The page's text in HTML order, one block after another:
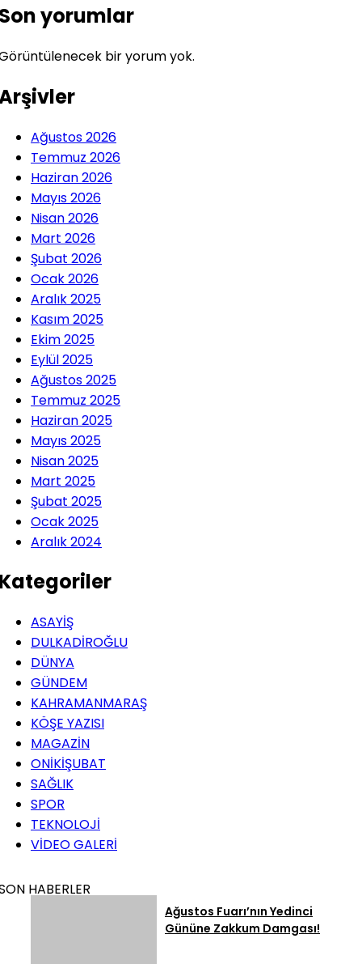
yorumlar
bir yorum yok.
Ağustos 2026
Temmuz 2026
Haziran 2026
Mayıs 2026
Nisan 2026
Mart 2026
Şubat 2026
Ocak 2026
Aralık 2025
Kasım 2025
Ekim 2025
Eylül 2025
Ağustos 2025
Temmuz 2025
Haziran 2025
Mayıs 2025
Nisan 2025
Mart 2025
Şubat 2025
Ocak 2025
Aralık 2024
ASAYİŞ
DULKADİROĞLU
DÜNYA
GÜNDEM
KAHRAMANMARAŞ
KÖŞE YAZISI
MAGAZİN
ONİKİŞUBAT
SAĞLIK
SPOR
TEKNOLOJİ
VİDEO GALERİ
HABERLER
Ağustos Fuarı’nın Yedinci
Gününe Zakkum Damgası!